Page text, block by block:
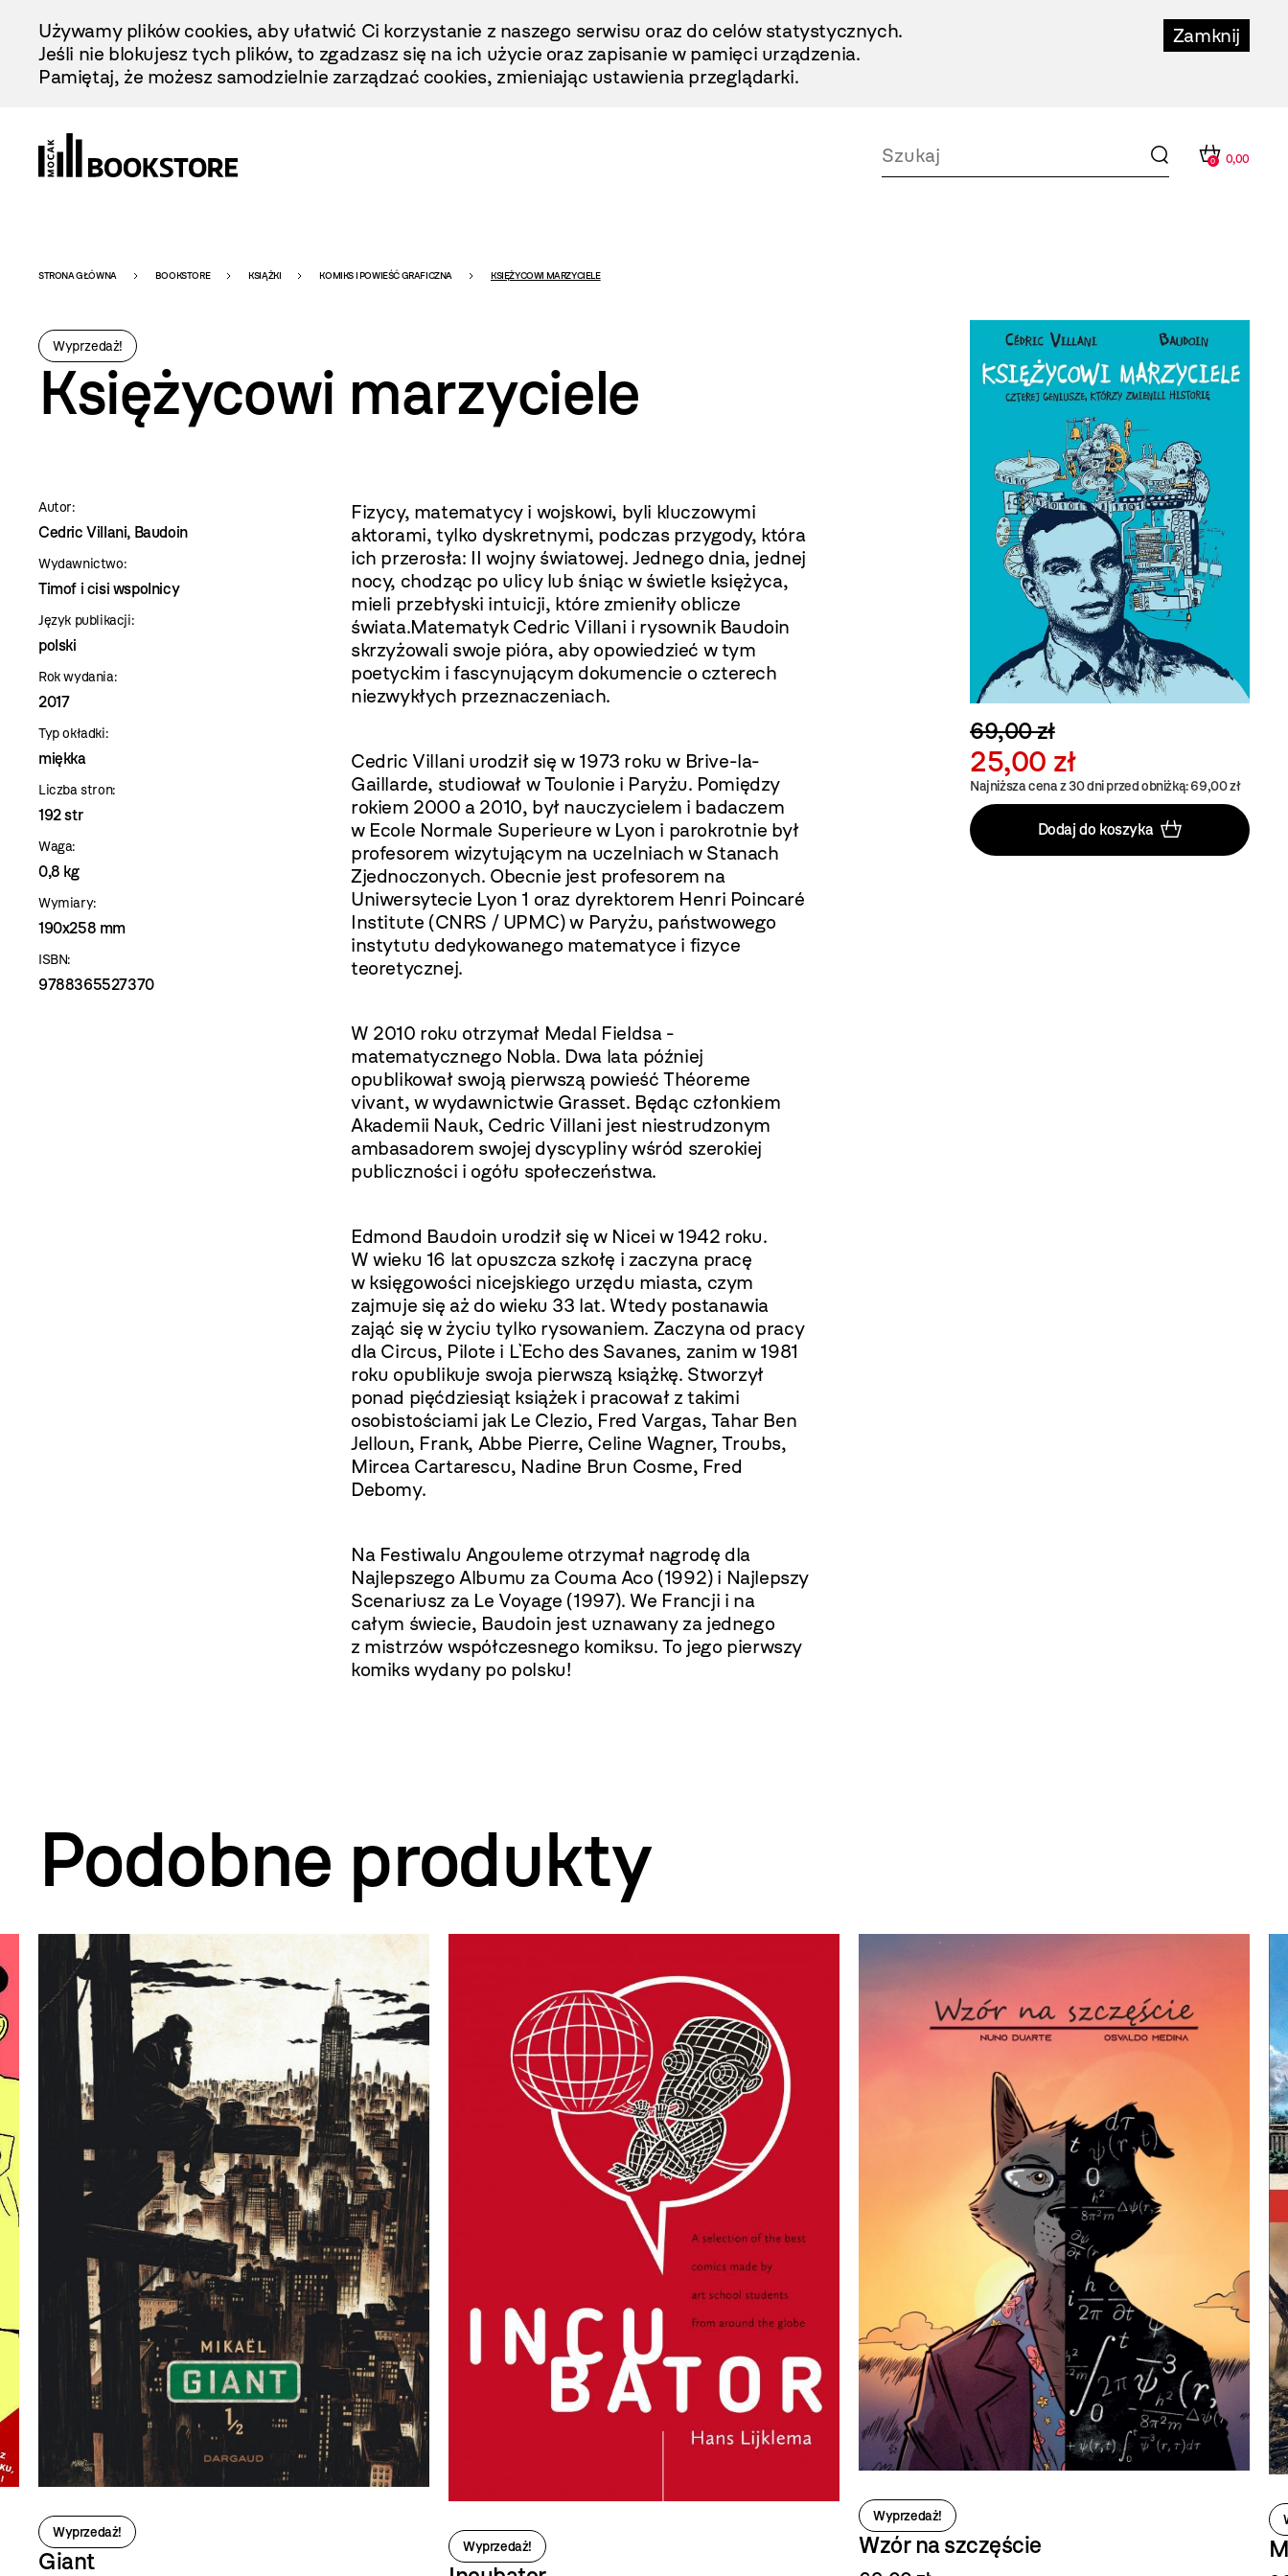
Treści
Zamknij
Używamy plików cookies, aby ułatwić Ci korzystanie z naszego serwisu oraz do celów statystycznych.
Jeśli nie blokujesz tych plików, to zgadzasz się na ich użycie oraz zapisanie w pamięci urządzenia.
Pamiętaj, że możesz samodzielnie zarządzać cookies, zmieniając ustawienia przeglądarki.
0 0,00
Bookstore
-
szablon
szczegóły
STRONA GŁÓWNA BOOKSTORE KSIĄŻKI KOMIKS I POWIEŚĆ GRAFICZNA KSIĘŻYCOWI MARZYCIELE
Wyprzedaż!
Księżycowi marzyciele
Autor:
Cedric Villani, Baudoin
Wydawnictwo:
Timof i cisi wspolnicy
Język publikacji:
polski
Rok wydania:
2017
Typ okładki:
miękka
Liczba stron:
192 str
Waga:
0,8 kg
Wymiary:
190x258 mm
ISBN:
9788365527370
Fizycy, matematycy i wojskowi, byli kluczowymi
aktorami, tylko dyskretnymi, podczas przygody, która
ich przerosła: II wojny światowej. Jednego dnia, jednej
nocy, chodząc po ulicy lub śniąc w świetle księżyca,
mieli przebłyski intuicji, które zmieniły oblicze
świata.Matematyk Cedric Villani i rysownik Baudoin
skrzyżowali swoje pióra, aby opowiedzieć w tym
poetyckim i fascynującym dokumencie o czterech
niezwykłych przeznaczeniach.
Cedric Villani urodził się w 1973 roku w Brive-la-
Gaillarde, studiował w Toulonie i Paryżu. Pomiędzy
rokiem 2000 a 2010, był nauczycielem i badaczem
w Ecole Normale Superieure w Lyon i parokrotnie był
profesorem wizytującym na uczelniach w Stanach
Zjednoczonych. Obecnie jest profesorem na
Uniwersytecie Lyon 1 oraz dyrektorem Henri Poincaré
Institute (CNRS / UPMC) w Paryżu, państwowego
instytutu dedykowanego matematyce i fizyce
teoretycznej.
W 2010 roku otrzymał Medal Fieldsa -
matematycznego Nobla. Dwa lata później
opublikował swoją pierwszą powieść Théoreme
vivant, w wydawnictwie Grasset. Będąc członkiem
Akademii Nauk, Cedric Villani jest niestrudzonym
ambasadorem swojej dyscypliny wśród szerokiej
publiczności i ogółu społeczeństwa.
Edmond Baudoin urodził się w Nicei w 1942 roku.
W wieku 16 lat opuszcza szkołę i zaczyna pracę
w księgowości nicejskiego urzędu miasta, czym
zajmuje się aż do wieku 33 lat. Wtedy postanawia
zająć się w życiu tylko rysowaniem. Zaczyna od pracy
dla Circus, Pilote i L`Echo des Savanes, zanim w 1981
roku opublikuje swoja pierwszą książkę. Stworzył
ponad pięćdziesiąt książek i pracował z takimi
osobistościami jak Le Clezio, Fred Vargas, Tahar Ben
Jelloun, Frank, Abbe Pierre, Celine Wagner, Troubs,
Mircea Cartarescu, Nadine Brun Cosme, Fred
Debomy.
Na Festiwalu Angouleme otrzymał nagrodę dla
Najlepszego Albumu za Couma Aco (1992) i Najlepszy
Scenariusz za Le Voyage (1997). We Francji i na
całym świecie, Baudoin jest uznawany za jednego
z mistrzów współczesnego komiksu. To jego pierwszy
komiks wydany po polsku!
69,00 zł
25,00 zł
Najniższa cena z 30 dni przed obniżką: 69,00 zł
Dodaj do koszyka
Podobne produkty
Wyprzedaż!
Giant
Wyprzedaż!
Wyprzedaż!
Wzór na szczęście